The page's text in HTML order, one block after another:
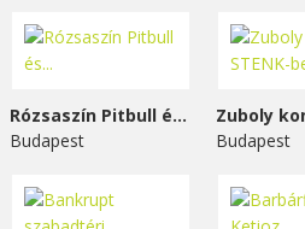
Rózsaszín Pitbull és...
Budapest
Budapest